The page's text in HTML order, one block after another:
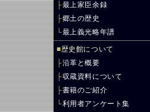
├最上家臣余録
├郷土の歴史
└最上義光略年譜
■歴史館について
├沿革と概要
├収蔵資料について
├書籍のご紹介
└利用者アンケート集